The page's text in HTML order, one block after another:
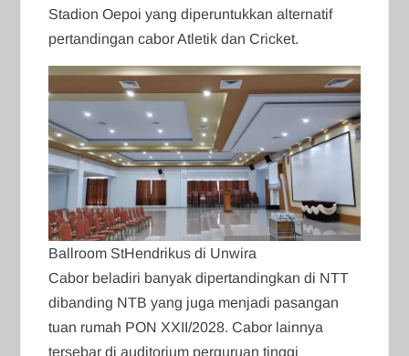
Stadion Oepoi yang diperuntukkan alternatif
pertandingan cabor Atletik dan Cricket.
Ballroom StHendrikus di Unwira
Cabor beladiri banyak dipertandingkan di NTT
dibanding NTB yang juga menjadi pasangan
tuan rumah PON XXII/2028. Cabor lainnya
tersebar di auditorium perguruan tinggi